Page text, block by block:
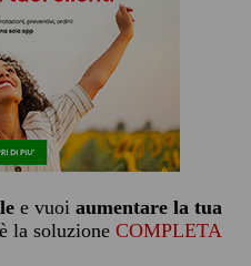
e vuoi aumentare la tua
la soluzione COMPLETA